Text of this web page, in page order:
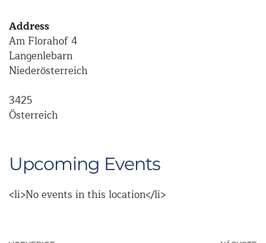
Address
Am Florahof 4
Langenlebarn
Niederösterreich
3425
Österreich
Upcoming Events
<li>No events in this location</li>